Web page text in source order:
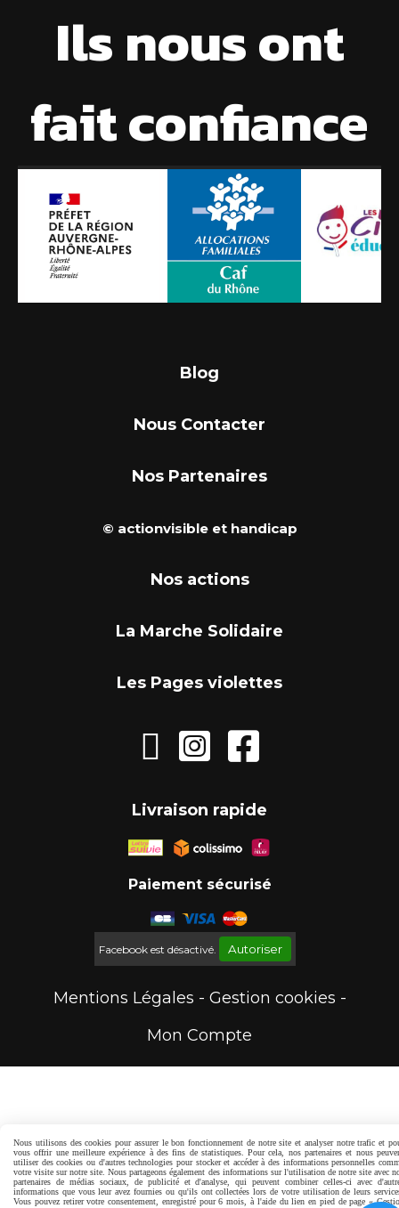
Ils nous ont
fait confiance
Blog
Nous Contacter
Nos Partenaires
© actionvisible et handicap
Nos actions
La Marche Solidaire
Les Pages violettes
  
Livraison rapide
Paiement sécurisé
Facebook est désactivé. Autoriser
Mentions Légales
Gestion cookies
Mon Compte
Nous utilisons des cookies pour assurer le bon fonctionnement de notre site et analyser notre trafic et
vous offrir une meilleure expérience à des fins de statistiques. Pour cela, nos partenaires et nous
utiliser des cookies ou d'autres technologies pour stocker et accéder à des informations personnelles
votre visite sur notre site. Nous partageons également des informations sur l'utilisation de notre site avec
partenaires de médias sociaux, de publicité et d'analyse, qui peuvent combiner celles-ci avec
informations que vous leur avez fournies ou qu'ils ont collectées lors de votre utilisation de leurs
Vous pouvez retirer votre consentement, enregistré pour 6 mois, à l'aide du lien en pied de page «